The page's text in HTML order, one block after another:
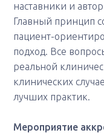
наставники и
Главный принцип
пациент-
подход. Все
реальной
клинических
лучших практик.
Мероприятие